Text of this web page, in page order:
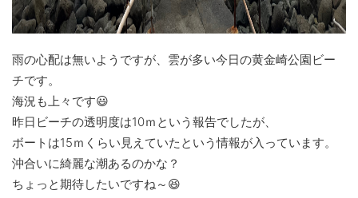
雨の心配は無いようですが、雲が多い今日の黄金崎公園ビー
チです。
海況も上々です😃
昨日ビーチの透明度は10ｍという報告でしたが、
ボートは15ｍくらい見えていたという情報が入っています。
沖合いに綺麗な潮あるのかな？
ちょっと期待したいですね～😆